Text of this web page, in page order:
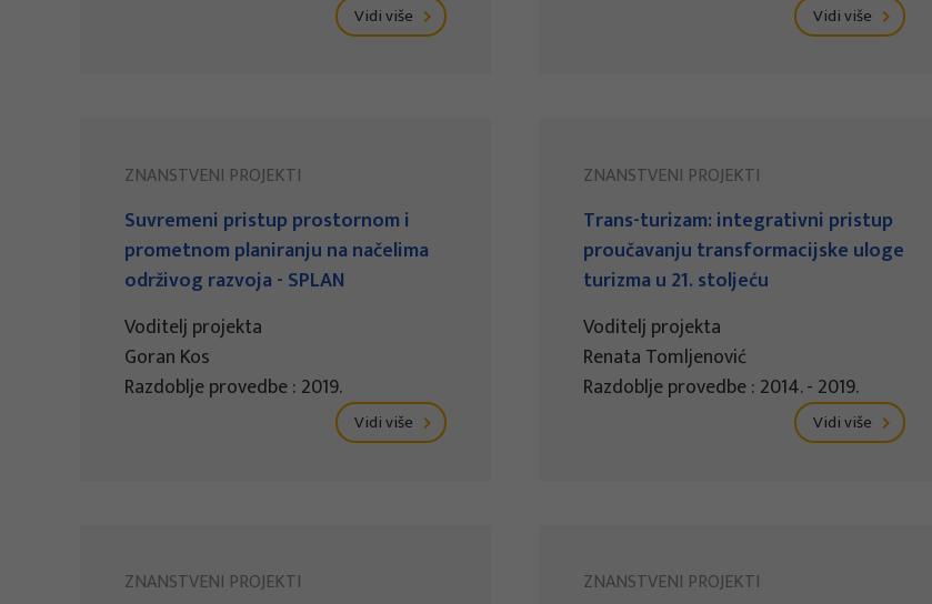
Vidi više Vidi više
ZNANSTVENI PROJEKTI
Suvremeni pristup prostornom i
prometnom planiranju na načelima
održivog razvoja - SPLAN
Voditelj projekta
Goran Kos
Razdoblje provedbe : 2019.
Vidi više
ZNANSTVENI PROJEKTI
Trans-turizam: integrativni pristup
proučavanju transformacijske uloge
turizma u 21. stoljeću
Voditelj projekta
Renata Tomljenović
Razdoblje provedbe : 2014. - 2019.
Vidi više
ZNANSTVENI PROJEKTI ZNANSTVENI PROJEKTI